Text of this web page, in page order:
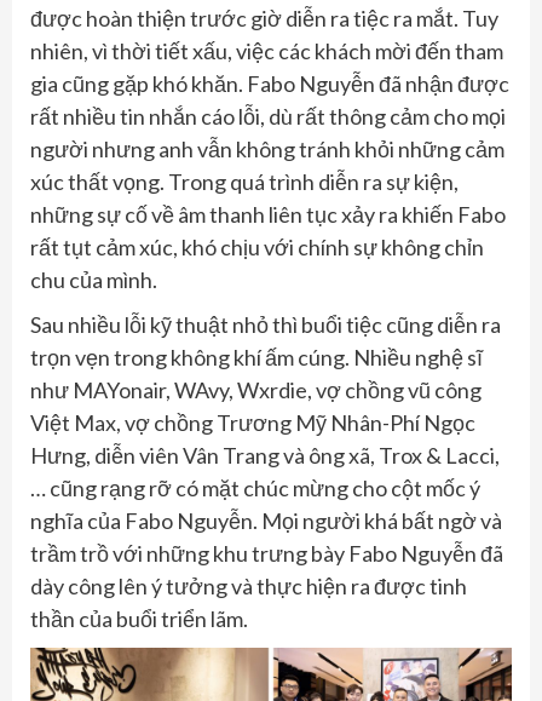
được hoàn thiện trước giờ diễn ra tiệc ra mắt. Tuy
nhiên, vì thời tiết xấu, việc các khách mời đến tham
gia cũng gặp khó khăn. Fabo Nguyễn đã nhận được
rất nhiều tin nhắn cáo lỗi, dù rất thông cảm cho mọi
người nhưng anh vẫn không tránh khỏi những cảm
xúc thất vọng. Trong quá trình diễn ra sự kiện,
những sự cố về âm thanh liên tục xảy ra khiến Fabo
rất tụt cảm xúc, khó chịu với chính sự không chỉn
chu của mình.
Sau nhiều lỗi kỹ thuật nhỏ thì buổi tiệc cũng diễn ra
trọn vẹn trong không khí ấm cúng. Nhiều nghệ sĩ
như MAYonair, WAvy, Wxrdie, vợ chồng vũ công
Việt Max, vợ chồng Trương Mỹ Nhân-Phí Ngọc
Hưng, diễn viên Vân Trang và ông xã, Trox & Lacci,
… cũng rạng rỡ có mặt chúc mừng cho cột mốc ý
nghĩa của Fabo Nguyễn. Mọi người khá bất ngờ và
trầm trồ với những khu trưng bày Fabo Nguyễn đã
dày công lên ý tưởng và thực hiện ra được tinh
thần của buổi triển lãm.